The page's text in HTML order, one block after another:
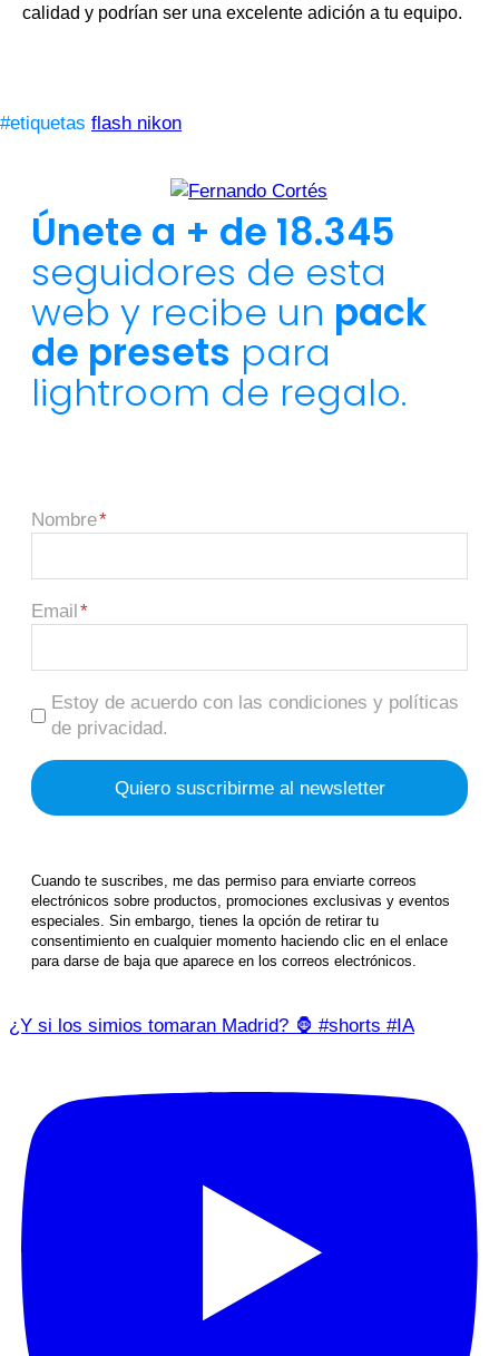
calidad y podrían ser una excelente adición a tu equipo.
#etiquetas flash nikon
Únete a + de 18.345
seguidores de esta
web y recibe un pack
de presets para
lightroom de regalo.
Nombre
Email
Estoy de acuerdo con las condiciones y políticas
de privacidad.
Cuando te suscribes, me das permiso para enviarte correos
electrónicos sobre productos, promociones exclusivas y eventos
especiales. Sin embargo, tienes la opción de retirar tu
consentimiento en cualquier momento haciendo clic en el enlace
para darse de baja que aparece en los correos electrónicos.
¿Y si los simios tomaran Madrid? 🦍 #shorts #IA